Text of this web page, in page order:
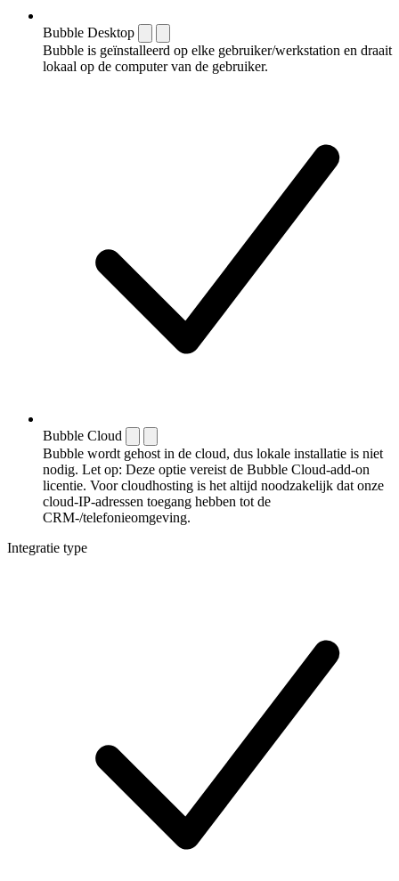
Bubble Desktop
Bubble is geïnstalleerd op elke gebruiker/werkstation en draait
lokaal op de computer van de gebruiker.
Bubble Cloud
Bubble wordt gehost in de cloud, dus lokale installatie is niet
nodig. Let op: Deze optie vereist de Bubble Cloud-add-on
licentie. Voor cloudhosting is het altijd noodzakelijk dat onze
cloud-IP-adressen toegang hebben tot de
CRM-/telefonieomgeving.
Integratie type